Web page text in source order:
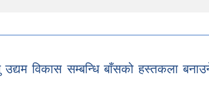
विकास सम्बन्धि बाँसको हस्तकला